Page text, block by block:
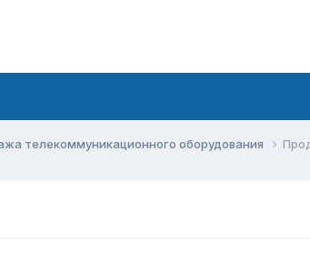
телекоммуникационного оборудования